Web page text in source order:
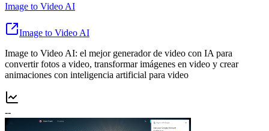
Image to Video AI
Image to Video AI
Image to Video AI: el mejor generador de video con IA para
convertir fotos a video, transformar imágenes en video y crear
animaciones con inteligencia artificial para video
--